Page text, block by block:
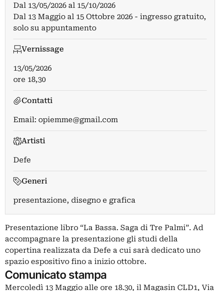
Dal 13/05/2026 al 15/10/2026
Dal 13 Maggio al 15 Ottobre 2026 - ingresso gratuito,
solo su appuntamento
Vernissage
13/05/2026
ore 18,30
Contatti
Email: opiemme@gmail.com
Artisti
Defe
Generi
presentazione, disegno e grafica
Presentazione libro “La Bassa. Saga di Tre Palmi”. Ad
accompagnare la presentazione gli studi della
copertina realizzata da Defe a cui sarà dedicato uno
spazio espositivo fino a inizio ottobre.
Comunicato stampa
Mercoledì 13 Maggio alle ore 18.30, il Magasin CLD1, Via